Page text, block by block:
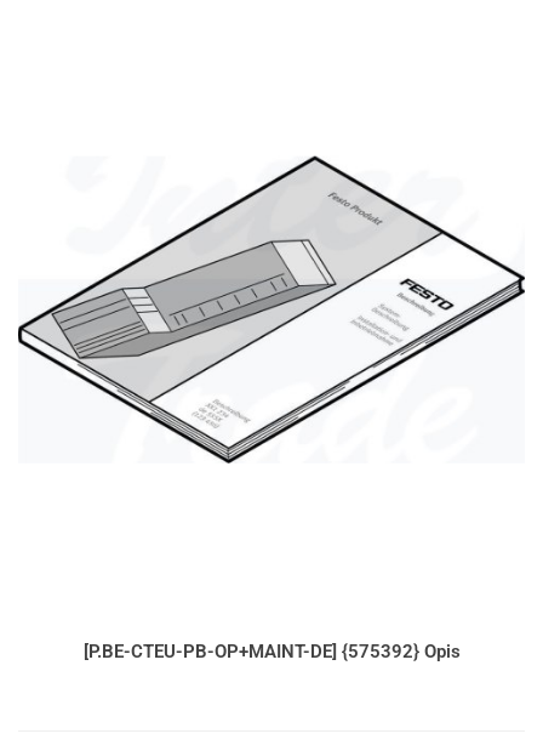
[P.BE-CTEU-PB-OP+MAINT-DE] {575392} Opis